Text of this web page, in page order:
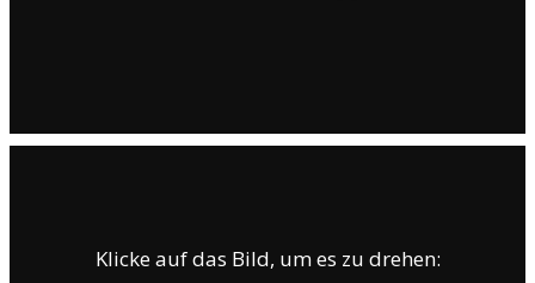
Klicke auf das Bild, um es zu drehen: